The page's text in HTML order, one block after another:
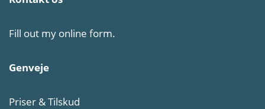
Fill out my online form.
Genveje
Priser & Tilskud